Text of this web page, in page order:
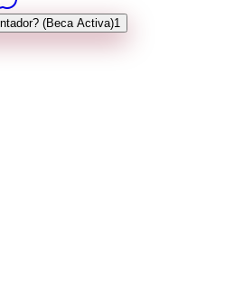
(Beca Activa)1